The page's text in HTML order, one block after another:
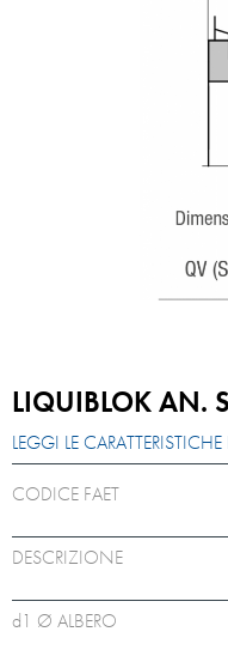
LIQUIBLOK AN.
LEGGI LE
CODICE FAET
DESCRIZIONE
d1 Ø ALBERO